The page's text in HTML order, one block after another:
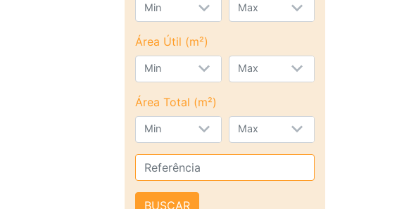
Min Max
Área Útil (m²)
Min Max
Área Total (m²)
Min Max
BUSCAR